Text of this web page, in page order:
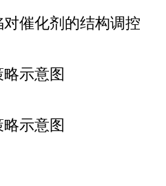
催化剂的结构调控
示意图
示意图